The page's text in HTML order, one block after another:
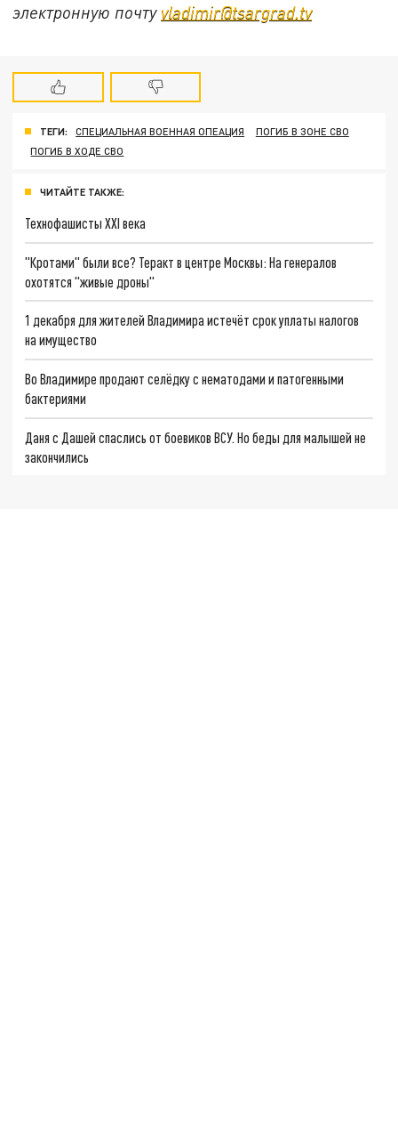
электронную почту vladimir@tsargrad.tv
ТЕГИ: СПЕЦИАЛЬНАЯ ВОЕННАЯ ОПЕАЦИЯ
ПОГИБ В ЗОНЕ СВО
ПОГИБ В ХОДЕ СВО
ЧИТАЙТЕ ТАКЖЕ:
Технофашисты XXI века
"Кротами" были все? Теракт в центре Москвы: На генералов
охотятся "живые дроны"
1 декабря для жителей Владимира истечёт срок уплаты налогов
на имущество
Во Владимире продают селёдку с нематодами и патогенными
бактериями
Даня с Дашей спаслись от боевиков ВСУ. Но беды для малышей не
закончились